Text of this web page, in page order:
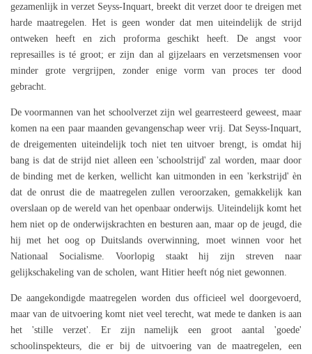
gezamenlijk in verzet Seyss-Inquart, breekt dit verzet door te dreigen met
harde maatregelen. Het is geen wonder dat men uiteindelijk de strijd
ontweken heeft en zich proforma geschikt heeft. De angst voor
represailles is té groot; er zijn dan al gijzelaars en verzetsmensen voor
minder grote vergrijpen, zonder enige vorm van proces ter dood
gebracht.
De voormannen van het schoolverzet zijn wel gearresteerd geweest, maar
komen na een paar maanden gevangenschap weer vrij. Dat Seyss-Inquart,
de dreigementen uiteindelijk toch niet ten uitvoer brengt, is omdat hij
bang is dat de strijd niet alleen een 'schoolstrijd' zal worden, maar door
de binding met de kerken, wellicht kan uitmonden in een 'kerkstrijd' èn
dat de onrust die de maatregelen zullen veroorzaken, gemakkelijk kan
overslaan op de wereld van het openbaar onderwijs. Uiteindelijk komt het
hem niet op de onderwijskrachten en besturen aan, maar op de jeugd, die
hij met het oog op Duitslands overwinning, moet winnen voor het
Nationaal Socialisme. Voorlopig staakt hij zijn streven naar
gelijkschakeling van de scholen, want Hitier heeft nóg niet gewonnen.
De aangekondigde maatregelen worden dus officieel wel doorgevoerd,
maar van de uitvoering komt niet veel terecht, wat mede te danken is aan
het 'stille verzet'. Er zijn namelijk een groot aantal 'goede'
schoolinspekteurs, die er bij de uitvoering van de maatregelen, een